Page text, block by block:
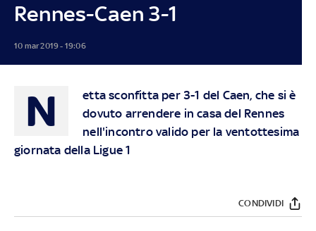
Rennes-Caen 3-1
10 mar 2019 - 19:06
N
etta sconfitta per 3-1 del Caen, che si è
dovuto arrendere in casa del Rennes
nell'incontro valido per la ventottesima
giornata della Ligue 1
CONDIVIDI